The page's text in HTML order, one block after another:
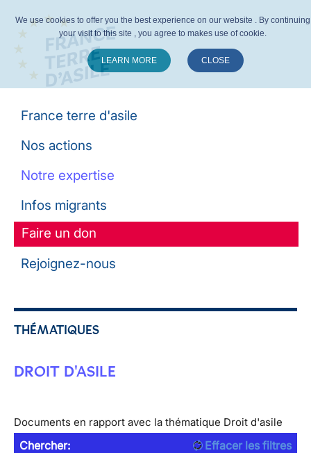
France terre d'asile
Nos actions
Notre expertise
Infos migrants
Faire un don
Rejoignez-nous
THÉMATIQUES
DROIT D'ASILE
Documents en rapport avec la thématique Droit d'asile
Chercher:
Effacer les filtres
We use cookies to offer you the best experience on our website . By continuing
your visit to this site , you agree to makes use of cookie.
LEARN MORE CLOSE